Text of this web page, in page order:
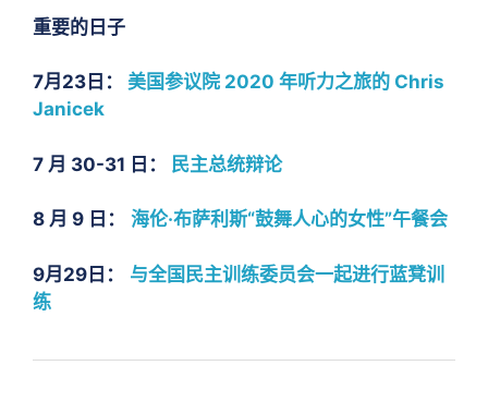
重要的日子
7月23日： 美国参议院 2020 年听力之旅的 Chris
Janicek
7 月 30-31 日： 民主总统辩论
8 月 9 日： 海伦·布萨利斯“鼓舞人心的女性”午餐会
9月29日：
与全国民主训练委员会一起进行蓝凳训
练